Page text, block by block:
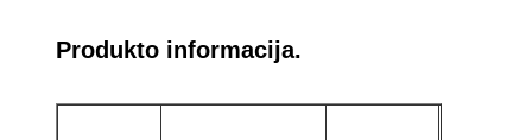
Produkto informacija.